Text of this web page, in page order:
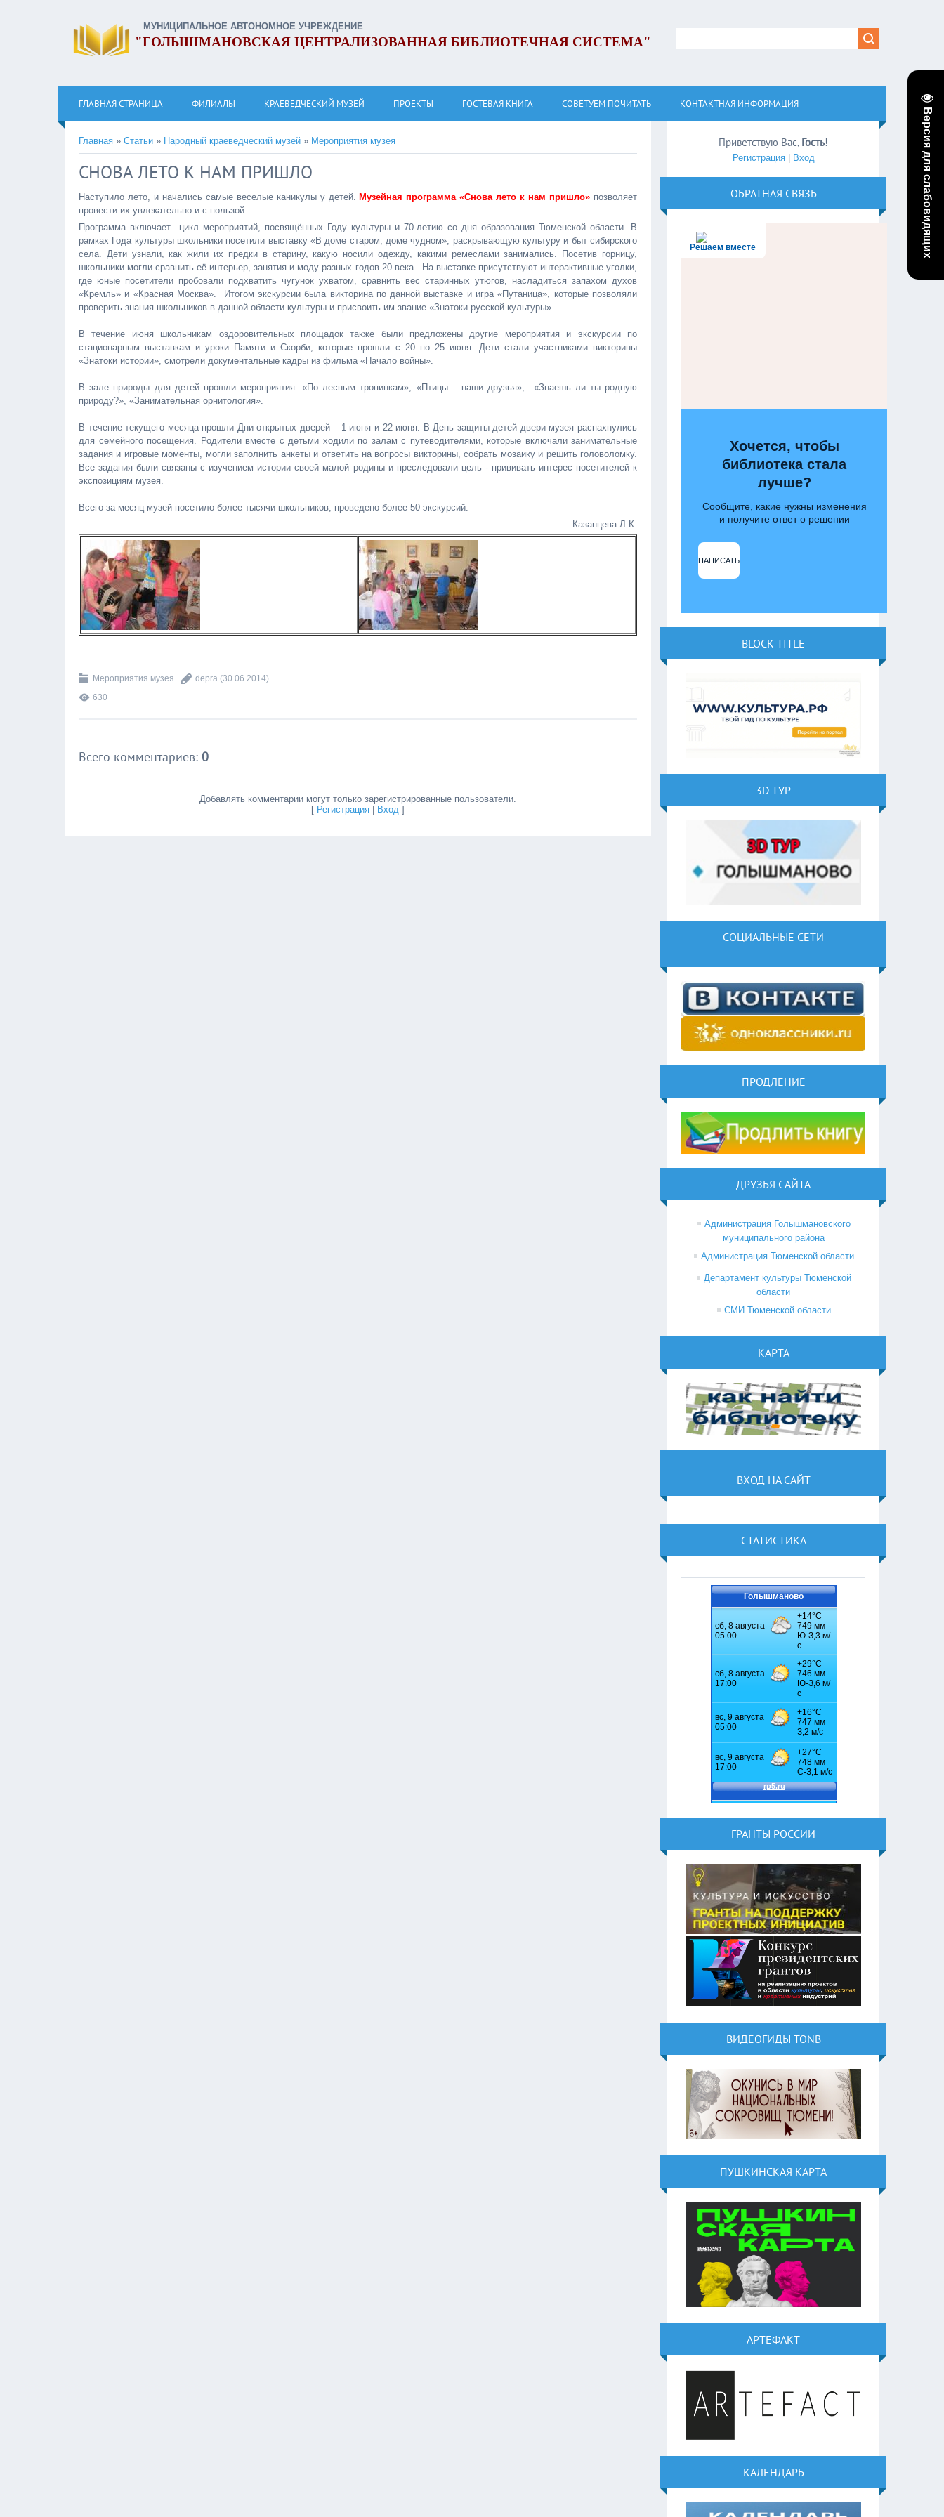
Версия для слабовидящих
МУНИЦИПАЛЬНОЕ АВТОНОМНОЕ УЧРЕЖДЕНИЕ
"ГОЛЫШМАНОВСКАЯ ЦЕНТРАЛИЗОВАННАЯ БИБЛИОТЕЧНАЯ СИСТЕМА"
ГЛАВНАЯ СТРАНИЦА ФИЛИАЛЫ КРАЕВЕДЧЕСКИЙ МУЗЕЙ ПРОЕКТЫ ГОСТЕВАЯ КНИГА СОВЕТУЕМ ПОЧИТАТЬ КОНТАКТНАЯ ИНФОРМАЦИЯ
Главная » Статьи » Народный краеведческий музей » Мероприятия музея
СНОВА ЛЕТО К НАМ ПРИШЛО
Наступило лето, и начались самые веселые каникулы у детей. Музейная программа «Снова лето к нам пришло» позволяет
провести их увлекательно и с пользой.
Программа включает цикл мероприятий, посвящённых Году культуры и 70-летию со дня образования Тюменской области. В
рамках Года культуры школьники посетили выставку «В доме старом, доме чудном», раскрывающую культуру и быт сибирского
села. Дети узнали, как жили их предки в старину, какую носили одежду, какими ремеслами занимались. Посетив горницу,
школьники могли сравнить её интерьер, занятия и моду разных годов 20 века. На выставке присутствуют интерактивные уголки,
где юные посетители пробовали подхватить чугунок ухватом, сравнить вес старинных утюгов, насладиться запахом духов
«Кремль» и «Красная Москва». Итогом экскурсии была викторина по данной выставке и игра «Путаница», которые позволяли
проверить знания школьников в данной области культуры и присвоить им звание «Знатоки русской культуры».
В течение июня школьникам оздоровительных площадок также были предложены другие мероприятия и экскурсии по
стационарным выставкам и уроки Памяти и Скорби, которые прошли с 20 по 25 июня. Дети стали участниками викторины
«Знатоки истории», смотрели документальные кадры из фильма «Начало войны».
В зале природы для детей прошли мероприятия: «По лесным тропинкам», «Птицы – наши друзья», «Знаешь ли ты родную
природу?», «Занимательная орнитология».
В течение текущего месяца прошли Дни открытых дверей – 1 июня и 22 июня. В День защиты детей двери музея распахнулись
для семейного посещения. Родители вместе с детьми ходили по залам с путеводителями, которые включали занимательные
задания и игровые моменты, могли заполнить анкеты и ответить на вопросы викторины, собрать мозаику и решить головоломку.
Все задания были связаны с изучением истории своей малой родины и преследовали цель - прививать интерес посетителей к
экспозициям музея.
Всего за месяц музей посетило более тысячи школьников, проведено более 50 экскурсий.
Казанцева Л.К.
Мероприятия музея depra (30.06.2014)
630
Всего комментариев: 0
Добавлять комментарии могут только зарегистрированные пользователи.
[ Регистрация Вход ]
Приветствую Вас, Гость!
Регистрация| Вход
ОБРАТНАЯ СВЯЗЬ
Решаем вместе
Хочется, чтобы
библиотека стала
лучше?
Сообщите, какие нужны изменения
и получите ответ о решении
НАПИСАТЬ
BLOCK TITLE
3D ТУР
СОЦИАЛЬНЫЕ СЕТИ
ПРОДЛЕНИЕ
ДРУЗЬЯ САЙТА
Администрация Голышмановского
муниципального района
Администрация Тюменской области
Департамент культуры Тюменской
области
СМИ Тюменской области
КАРТА
ВХОД НА САЙТ
СТАТИСТИКА
Голышманово
ГРАНТЫ РОССИИ
ВИДЕОГИДЫ TONB
ПУШКИНСКАЯ КАРТА
АРТЕФАКТ
КАЛЕНДАРЬ